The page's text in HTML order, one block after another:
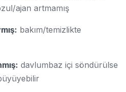
ajan artmamış
bakım/temizlikte
davlumbaz içi söndürülse